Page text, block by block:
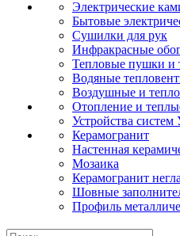
Электрические
Бытовые
Сушилки для рук
Инфракрасные
Тепловые пушки и
Водяные
Воздушные и
Отопление и
Устройства
Керамогранит
Настенная
Мозаика
Керамогранит
Шовные
Профиль